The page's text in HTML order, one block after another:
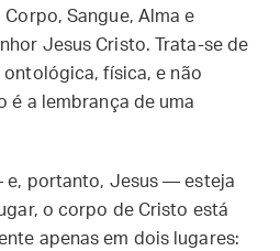
Sangue, Alma e
Jesus Cristo. Trata-se de
ontológica, física, e não
é a lembrança de uma
e, portanto, Jesus — esteja
o corpo de Cristo está
apenas em dois lugares: